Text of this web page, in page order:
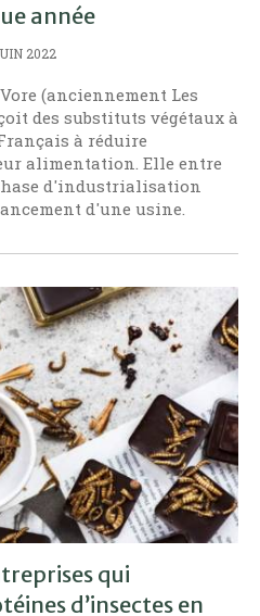
année
2022
(anciennement Les
des substituts végétaux à
à réduire
alimentation. Elle entre
d'industrialisation
d'une usine.
qui
d’insectes en